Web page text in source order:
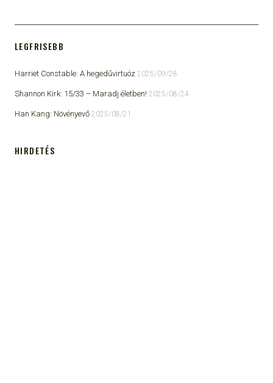
LEGFRISEBB
Harriet Constable: A hegedűvirtuóz 2025/09/28
Shannon Kirk: 15/33 ​– Maradj életben! 2025/08/24
Han Kang: Növényevő 2025/08/21
HIRDETÉS